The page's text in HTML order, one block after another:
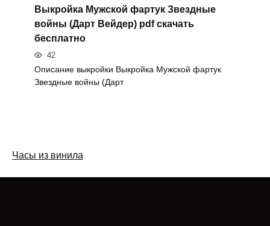
Выкройка Мужской фартук Звездные
войны (Дарт Вейдер) pdf скачать
бесплатно
42
Описание выкройки Выкройка Мужской фартук
Звездные войны (Дарт
Часы из винила